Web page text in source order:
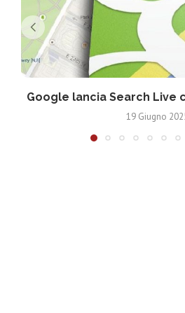
Google lancia Search Live
19 Giugno